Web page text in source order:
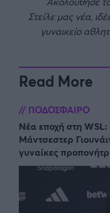
Στείλε μας νέα,
γυναικείο
Read More
ΠΟΔΟΣΦΑΙΡΟ
Νέα εποχή στη
Μάντσεστερ
γυναίκες